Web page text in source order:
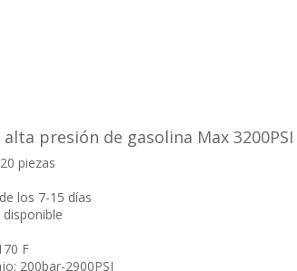
presión de gasolina Max 3200PSI
piezas
los 7-15 días
F
200bar-2900PSI